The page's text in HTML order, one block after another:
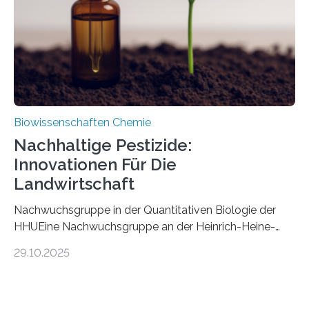
stellt gleichzeitig den ersten Fossilfund einer
Mückenlarve aus dem Mesozoikum dar, denn…
Biowissenschaften Chemie
Nachhaltige Pestizide:
Innovationen Für Die
Landwirtschaft
Nachwuchsgruppe in der Quantitativen Biologie der
HHUEine Nachwuchsgruppe an der Heinrich-Heine-
fünf Jahren erforschen, wie Bakterien auf
29.10.2025